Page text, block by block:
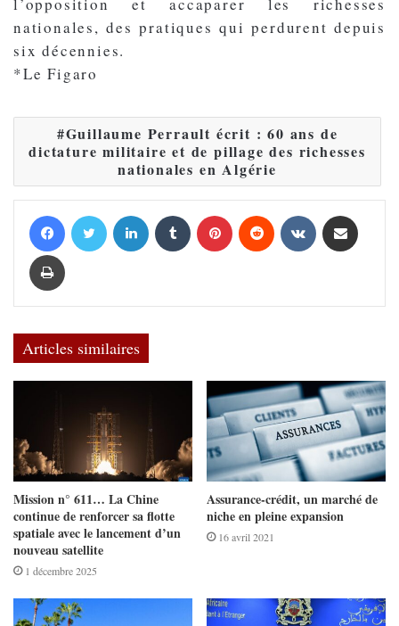
nationales, des pratiques qui perdurent depuis
six décennies.
*Le Figaro
Guillaume Perrault écrit : 60 ans de
dictature militaire et de pillage des richesses
nationales en Algérie
Articles similaires
Mission n° 611… La Chine
continue de renforcer sa flotte
spatiale avec le lancement d’un
nouveau satellite
1 décembre 2025
Assurance-crédit, un marché de
niche en pleine expansion
16 avril 2021